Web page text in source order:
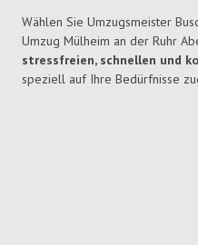
Wählen Sie Umzugsmeister
Umzug Mülheim an der Ruhr
stressfreien, schnellen und
speziell auf Ihre Bedürfnisse